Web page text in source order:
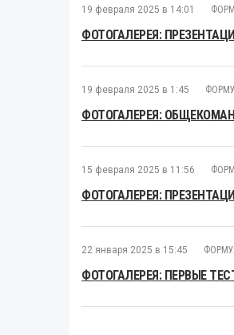
19 февраля 2025 в 14:01
ФОТОГАЛЕРЕЯ:
19 февраля 2025 в 1:45
ФОТОГАЛЕРЕЯ:
15 февраля 2025 в 11:56
ФОТОГАЛЕРЕЯ:
22 января 2025 в 15:45
ФОТОГАЛЕРЕЯ: ПЕРВЫЕ